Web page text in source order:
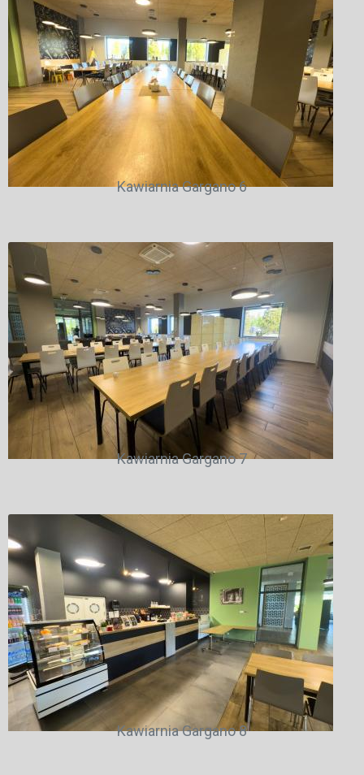
Kawiarnia Gargano 6
Kawiarnia Gargano 7
Kawiarnia Gargano 8